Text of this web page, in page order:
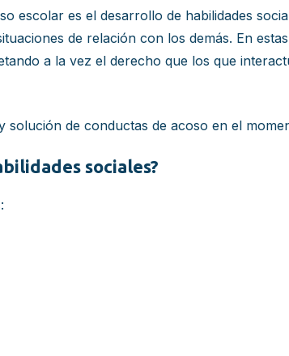
escolar es el desarrollo de habilidades
de relación con los demás. En
a la vez el derecho que los que
de conductas de acoso en el
sociales?